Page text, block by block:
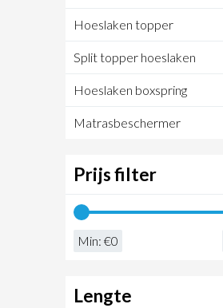
Hoeslaken topper
Split topper hoeslaken
Hoeslaken boxspring
Matrasbeschermer
Prijs filter
Min: €0
Lengte